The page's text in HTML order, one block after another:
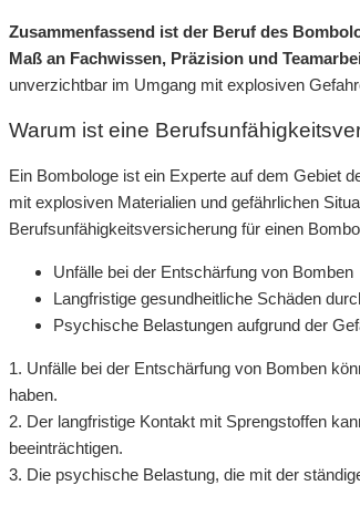
Zusammenfassend ist der Beruf des
Maß an Fachwissen, Präzision und
unverzichtbar im Umgang mit explosiven
Warum ist eine
Ein Bombologe ist ein Experte auf dem Gebiet
mit explosiven Materialien und gefährlichen
Berufsunfähigkeitsversicherung für einen
Unfälle bei der Entschärfung von Bomben
Langfristige gesundheitliche Schäden
Psychische Belastungen aufgrund der
1. Unfälle bei der Entschärfung von Bomben
haben.
2. Der langfristige Kontakt mit Sprengstoffen
beeinträchtigen.
3. Die psychische Belastung, die mit der